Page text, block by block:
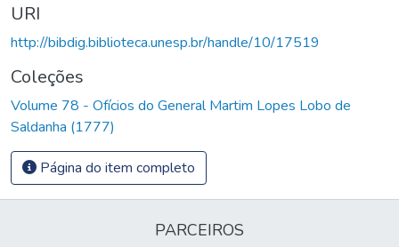
URI
http://bibdig.biblioteca.unesp.br/handle/10/17519
Coleções
Volume 78 - Ofícios do General Martim Lopes Lobo de
Saldanha (1777)
Página do item completo
PARCEIROS